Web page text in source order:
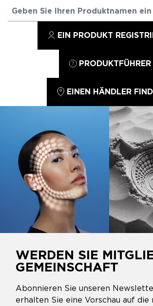
NÜTZLICHE
EIN PRODUKT
PRODUKTFÜHRER
EINEN HÄNDLER
WERDEN SIE
GEMEINSCHAFT
Abonnieren Sie unseren
erhalten Sie eine Vorschau auf die